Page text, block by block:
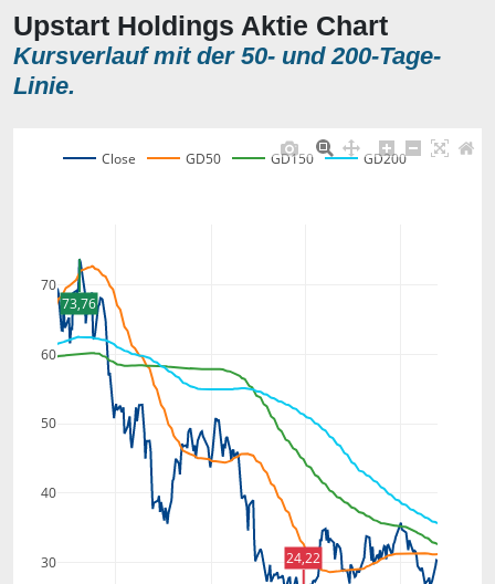
Upstart Holdings Aktie Chart
Kursverlauf mit der 50- und 200-Tage-
Linie.
30
40
50
60
70
Close GD50 GD150 GD200
73,76
24,22